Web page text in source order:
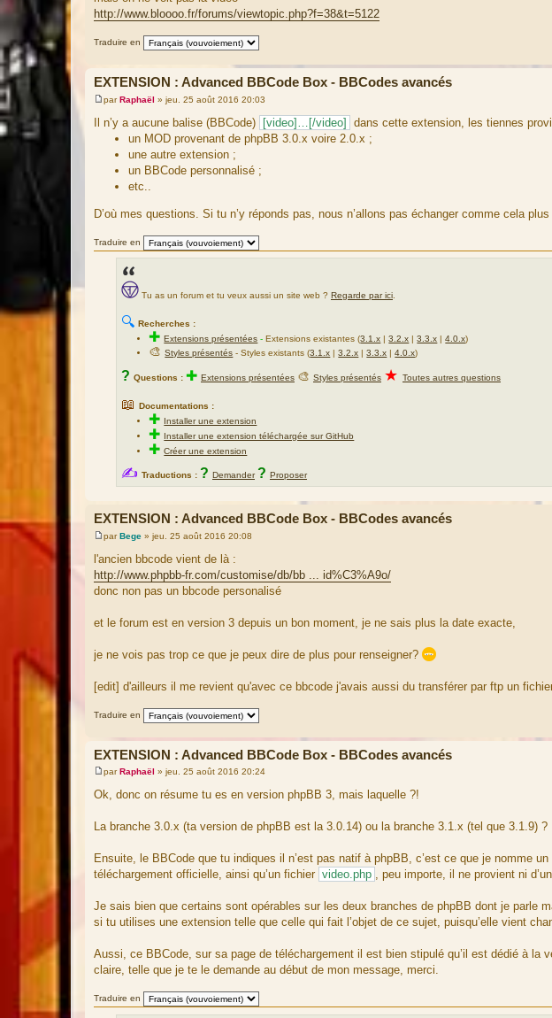
http://www.bloooo.fr/forums/viewtopic.php?f=38&t=5122
Traduire en
EXTENSION : Advanced BBCode Box - BBCodes avancés
M
s
parRaphaël » jeu. 25 août 2016 20:03
Il n’y a aucune balise (BBCode) [video]…[/video]
dans cette extension, les tiennes
un MOD provenant de phpBB 3.0.x voire 2.0.x ;
une autre extension ;
un BBCode personnalisé ;
etc..
D’où mes questions. Si tu n’y réponds pas, nous n’allons pas échanger comme cela plus
Traduire en
Tu as un forum et tu veux aussi un site web ? Regarde par ici.
🔍 Recherches :
✚Extensions présentées -Extensions existantes (3.1.x |3.2.x |3.3.x |4.0.x)
🎨Styles présentés - Styles existants (3.1.x |3.2.x |3.3.x |4.0.x)
? Questions : ✚ Extensions présentées 🎨 Styles présentés ★ Toutes autres questions
📖 Documentations :
✚ Installer une extension
✚ Installer une extension téléchargée sur GitHub
✚Créer une extension
✍ Traductions : ? Demander ? Proposer
EXTENSION : Advanced BBCode Box - BBCodes avancés
M
s
s
g
parBege » jeu. 25 août 2016 20:08
l'ancien bbcode vient de là :
http://www.phpbb-fr.com/customise/db/bb ... id%C3%A9o/
donc non pas un bbcode personalisé
et le forum est en version 3 depuis un bon moment, je ne sais plus la date exacte,
je ne vois pas trop ce que je peux dire de plus pour renseigner?
[edit] d'ailleurs il me revient qu'avec ce bbcode j'avais aussi du transférer par ftp un
Traduire en
EXTENSION : Advanced BBCode Box - BBCodes avancés
M
e
s
g
parRaphaël » jeu. 25 août 2016 20:24
Ok, donc on résume tu es en version phpBB 3, mais laquelle ?!
La branche 3.0.x (ta version de phpBB est la 3.0.14) ou la branche 3.1.x (tel que 3.1.9) ?
Ensuite, le BBCode que tu indiques il n’est pas natif à phpBB, c’est ce que je nomme
téléchargement officielle, ainsi qu’un fichier video.php , peu importe, il ne provient ni
Je sais bien que certains sont opérables sur les deux branches de phpBB dont je parle
si tu utilises une extension telle que celle qui fait l’objet de ce sujet, puisqu’elle vient
Aussi, ce BBCode, sur sa page de téléchargement il est bien stipulé qu’il est dédié à la
claire, telle que je te le demande au début de mon message, merci.
Traduire en